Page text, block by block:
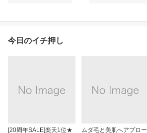
今日のイチ押し
[20周年SALE]楽天1位★
ムダ毛と美肌へアプロー